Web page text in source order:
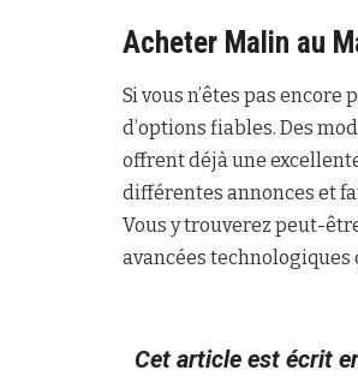
Acheter Malin au
Si vous n’êtes pas
d’options fiables. Des
offrent déjà une
différentes annonces et
Vous y trouverez peut-
avancées
Cet article est écrit